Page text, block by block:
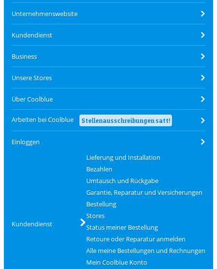
Unternehmenswebsite
Kundendienst
Business
Unsere Stores
Über Coolblue
Arbeiten bei Coolblue Stellenausschreibungen satt!
Einloggen
Kundendienst
Lieferung und Installation
Bezahlen
Umtausch und Rückgabe
Garantie, Reparatur und Versicherungen
Bestellung
Stores
Status meiner Bestellung
Retoure oder Reparatur anmelden
Alle meine Bestellungen und Rechnungen
Mein Coolblue Konto